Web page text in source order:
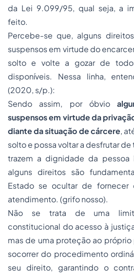
da Lei 9.099/95, qual seja, a
feito.
Percebe-se que, alguns
suspensos em virtude do
solto e volte a gozar de
disponíveis. Nessa linha,
(2020, s/p.):
Sendo assim, por óbvio
suspensos em virtude da
diante da situação de cárcere,
solto e possa voltar a desfrutar
trazem a dignidade da pessoa
alguns direitos são
Estado se ocultar de fornecer
atendimento. (grifo nosso).
Não se trata de uma
constitucional do acesso à
mas de uma proteção ao
socorrer do procedimento
seu direito, garantindo o